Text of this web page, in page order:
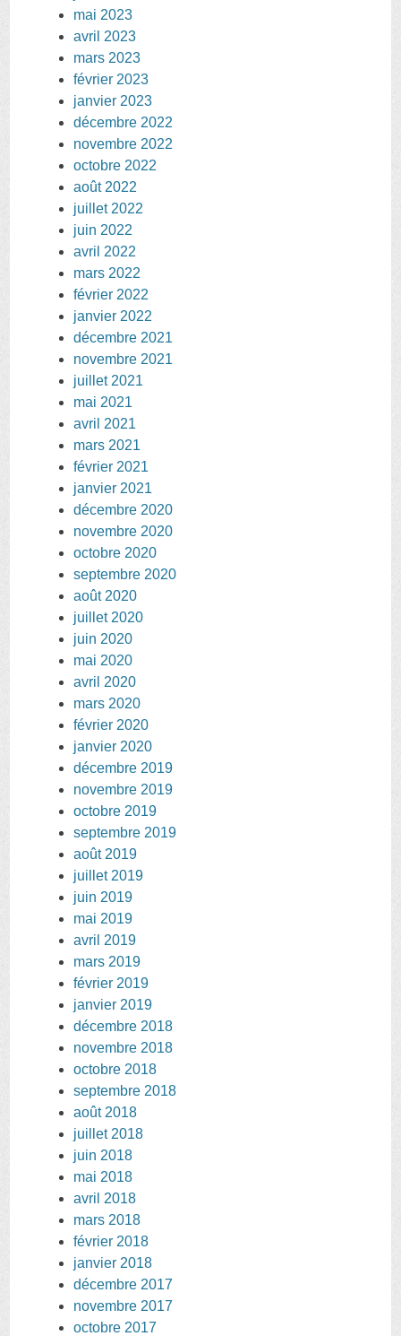
mai 2023
avril 2023
mars 2023
février 2023
janvier 2023
décembre 2022
novembre 2022
octobre 2022
août 2022
juillet 2022
juin 2022
avril 2022
mars 2022
février 2022
janvier 2022
décembre 2021
novembre 2021
juillet 2021
mai 2021
avril 2021
mars 2021
février 2021
janvier 2021
décembre 2020
novembre 2020
octobre 2020
septembre 2020
août 2020
juillet 2020
juin 2020
mai 2020
avril 2020
mars 2020
février 2020
janvier 2020
décembre 2019
novembre 2019
octobre 2019
septembre 2019
août 2019
juillet 2019
juin 2019
mai 2019
avril 2019
mars 2019
février 2019
janvier 2019
décembre 2018
novembre 2018
octobre 2018
septembre 2018
août 2018
juillet 2018
juin 2018
mai 2018
avril 2018
mars 2018
février 2018
janvier 2018
décembre 2017
novembre 2017
octobre 2017